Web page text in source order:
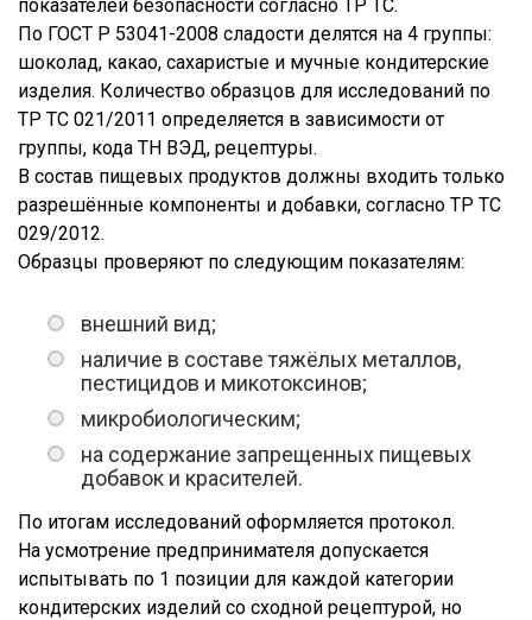
показателей безопасности согласно ТР ТС.
По ГОСТ Р 53041-2008 сладости делятся на 4 группы:
шоколад, какао, сахаристые и мучные кондитерские
изделия. Количество образцов для исследований по
ТР ТС 021/2011 определяется в зависимости от
группы, кода ТН ВЭД, рецептуры.
В состав пищевых продуктов должны входить только
разрешённые компоненты и добавки, согласно ТР ТС
029/2012.
Образцы проверяют по следующим показателям:
внешний вид;
наличие в составе тяжёлых металлов,
пестицидов и микотоксинов;
микробиологическим;
на содержание запрещенных пищевых
добавок и красителей.
По итогам исследований оформляется протокол.
На усмотрение предпринимателя допускается
испытывать по 1 позиции для каждой категории
кондитерских изделий со сходной рецептурой, но